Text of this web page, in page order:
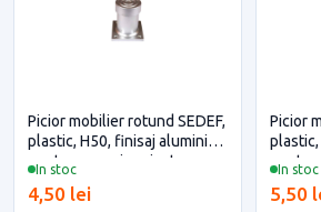
In stoc
Picior mobilier rotund SEDEF,
plastic, H50, finisaj aluminiu
pentru casa si proiecte
4,50 lei
In stoc
Picior
plastic,
pentru
5,50